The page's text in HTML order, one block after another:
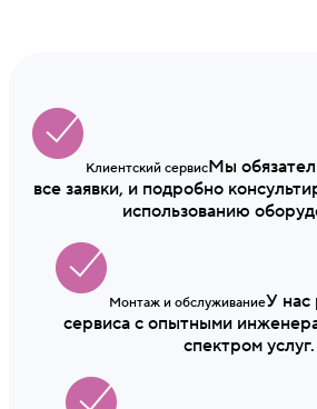
Клиентский сервисМы
все заявки, и подробно
использованию
Монтаж и обслуживаниеУ нас
сервиса с опытными
спектром услуг.